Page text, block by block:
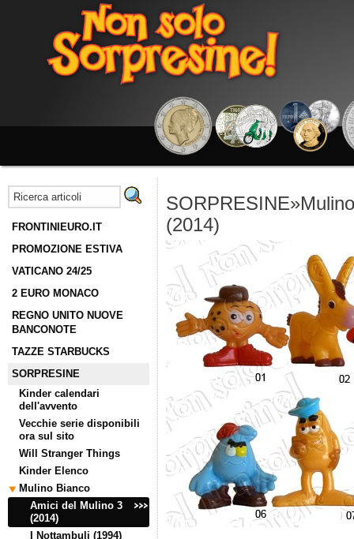
FRONTINIEURO.IT
PROMOZIONE ESTIVA
VATICANO 24/25
2 EURO MONACO
REGNO UNITO NUOVE
BANCONOTE
TAZZE STARBUCKS
SORPRESINE
Kinder calendari
dell'avvento
Vecchie serie disponibili
ora sul sito
Will Stranger Things
Kinder Elenco
Mulino Bianco
Amici del Mulino 3
(2014)
I Nottambuli (1994)
(2014)